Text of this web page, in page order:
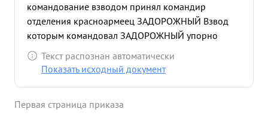
командование взводом принял командир
отделения красноармеец ЗАДОРОЖНЫЙ Взвод
которым командовал ЗАДОРОЖНЫЙ упорно
сражался и в ходе боях был отрезан немцами тов.
ЗАДОРОЙНЫЙ не растерялся, а поднял своих
противник отошел назад наши соседние
Текст распознан автоматически
Показать исходный документ
Первая страница приказа